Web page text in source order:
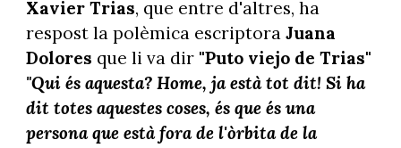
Xavier Trias, que entre d'altres, ha
respost la polèmica escriptoraJuana
Dolores que li va dir "Puto viejo de Trias"
"Qui és aquesta? Home, ja està tot dit! Si ha
dit totes aquestes coses, és que és una
persona que està fora de l'òrbita de la